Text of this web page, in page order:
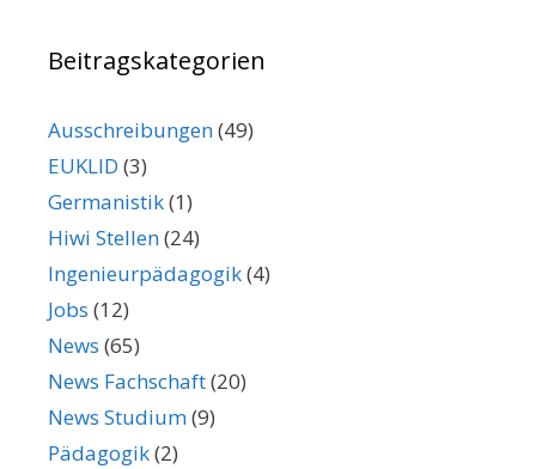
Beitragskategorien
Ausschreibungen(49)
EUKLID (3)
Germanistik(1)
Hiwi Stellen(24)
Ingenieurpädagogik(4)
Jobs (12)
News (65)
News Fachschaft(20)
News Studium(9)
Pädagogik(2)